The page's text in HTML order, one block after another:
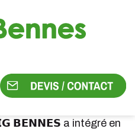
𝗕𝗘𝗡𝗡𝗘𝗦 a intégré en